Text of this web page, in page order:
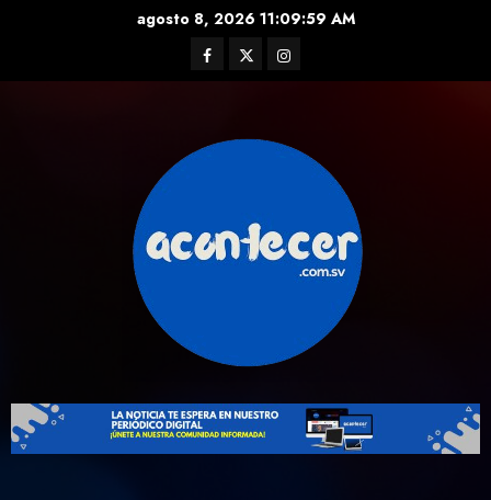
agosto 8, 202611:10:01 AM
Facebook
TwitterInstagram